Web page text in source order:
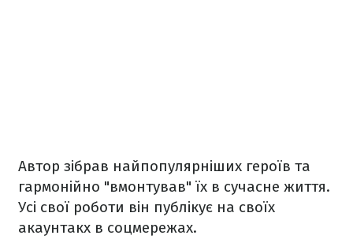
Автор зібрав найпопулярніших героїв та
гармонійно "вмонтував" їх в сучасне життя.
Усі свої роботи він публікує на своїх
акаунтакх в соцмережах.